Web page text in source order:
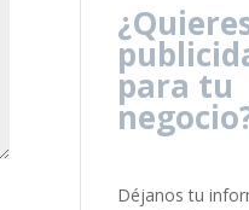
para tu
Déjanos tu